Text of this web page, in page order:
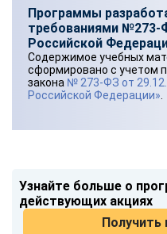
Программы
требованиями №273-
Российской
Содержимое учебных
сформировано с учетом
закона № 273-ФЗ от
Российской Федерации»
Узнайте больше о
действующих акциях
Получить